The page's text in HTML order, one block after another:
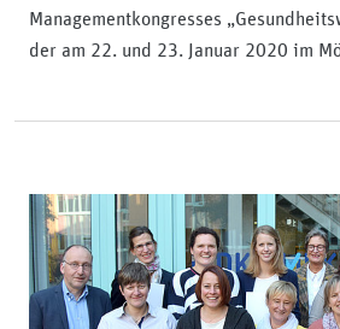
Managementkongresses
der am 22. und 23. Januar 2020 im